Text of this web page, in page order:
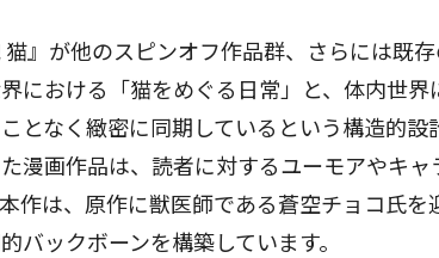
』が他のスピンオフ作品群、さらには既
における「猫をめぐる日常」と、体内世
となく緻密に同期しているという構造的設
漫画作品は、読者に対するユーモアやキ
作は、原作に獣医師である蒼空チョコ氏
バックボーンを構築しています。